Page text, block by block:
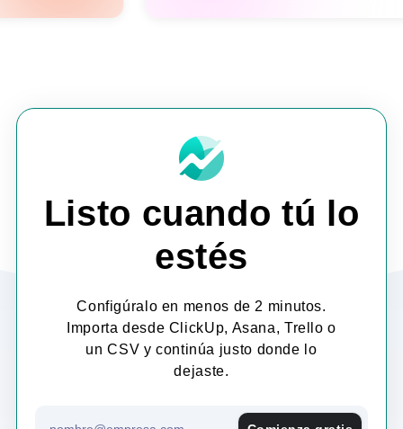
Listo cuando tú lo
estés
Configúralo en menos de 2 minutos.
Importa desde ClickUp, Asana, Trello o
un CSV y continúa justo donde lo
dejaste.